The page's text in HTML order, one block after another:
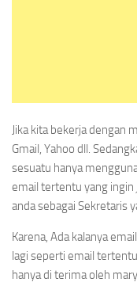
Jika kita bekerja dengan
Gmail, Yahoo dll.
sesuatu hanya
email tertentu yang ingin
anda sebagai Sekretaris
Karena, Ada kalanya
lagi seperti email
hanya di terima oleh